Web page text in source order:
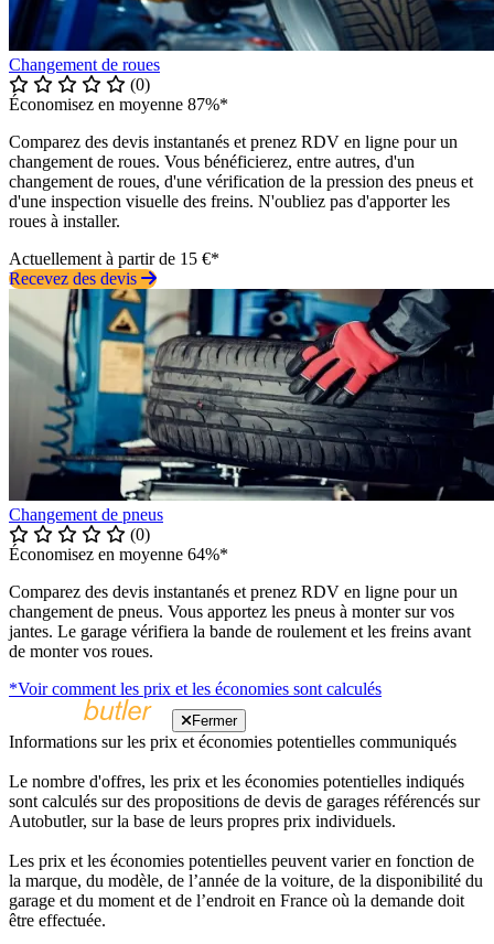
Changement de roues
(0)
Économisez en moyenne 87%*
Comparez des devis instantanés et prenez RDV en ligne pour un
changement de roues. Vous bénéficierez, entre autres, d'un
changement de roues, d'une vérification de la pression des pneus et
d'une inspection visuelle des freins. N'oubliez pas d'apporter les
roues à installer.
Actuellement à partir de 15 €*
Recevez des devis
Changement de pneus
(0)
Économisez en moyenne 64%*
Comparez des devis instantanés et prenez RDV en ligne pour un
changement de pneus. Vous apportez les pneus à monter sur vos
jantes. Le garage vérifiera la bande de roulement et les freins avant
de monter vos roues.
*Voir comment les prix et les économies sont calculés
Fermer
Informations sur les prix et économies potentielles communiqués
Le nombre d'offres, les prix et les économies potentielles indiqués
sont calculés sur des propositions de devis de garages référencés sur
Autobutler, sur la base de leurs propres prix individuels.
Les prix et les économies potentielles peuvent varier en fonction de
la marque, du modèle, de l’année de la voiture, de la disponibilité du
garage et du moment et de l’endroit en France où la demande doit
être effectuée.